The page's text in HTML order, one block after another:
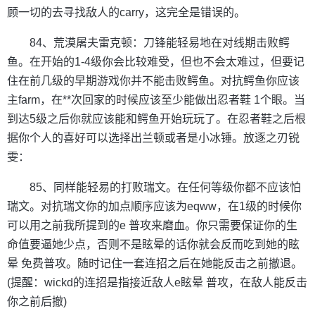
顾一切的去寻找敌人的carry，这完全是错误的。
84、荒漠屠夫雷克顿：刀锋能轻易地在对线期击败鳄
鱼。在开始的1-4级你会比较难受，但也不会太难过，但要记
住在前几级的早期游戏你并不能击败鳄鱼。对抗鳄鱼你应该
主farm，在**次回家的时候应该至少能做出忍者鞋 1个眼。当
到达5级之后你就应该能和鳄鱼开始玩玩了。在忍者鞋之后根
据你个人的喜好可以选择出兰顿或者是小冰锤。放逐之刃锐
雯：
85、同样能轻易的打败瑞文。在任何等级你都不应该怕
瑞文。对抗瑞文你的加点顺序应该为eqww，在1级的时候你
可以用之前我所提到的e 普攻来磨血。你只需要保证你的生
命值要逼她少点，否则不是眩晕的话你就会反而吃到她的眩
晕 免费普攻。随时记住一套连招之后在她能反击之前撤退。
(提醒：wickd的连招是指接近敌人e眩晕 普攻，在敌人能反击
你之前后撤)